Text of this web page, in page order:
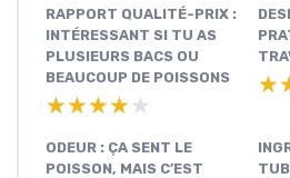
RAPPORT QUALITÉ-PRIX :
INTÉRESSANT SI TU AS
PLUSIEURS BACS OU
BEAUCOUP DE POISSONS
★★★★★
★★★★★
ODEUR : ÇA SENT LE
POISSON, MAIS C’EST